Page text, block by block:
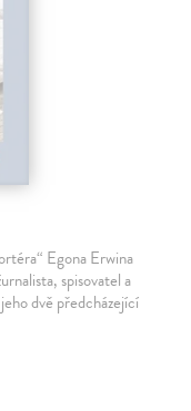
Egona Erwina
spisovatel a
dvě předcházející